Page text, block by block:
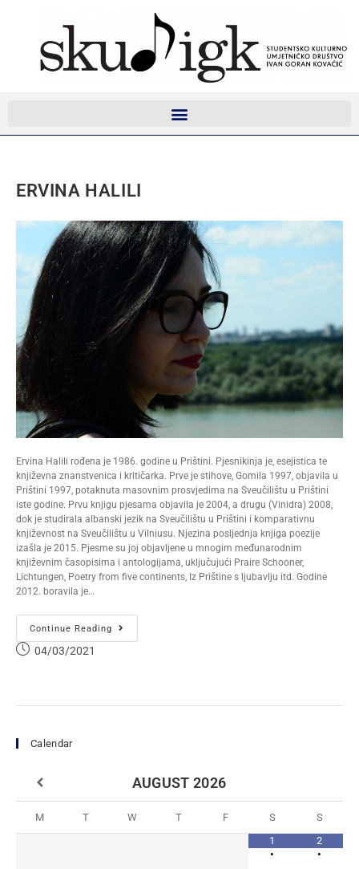
ERVINA HALILI
Ervina Halili rođena je 1986. godine u Prištini. Pjesnikinja je, esejistica te
književna znanstvenica i kritičarka. Prve je stihove, Gomila 1997, objavila u
Prištini 1997, potaknuta masovnim prosvjedima na Sveučilištu u Prištini
iste godine. Prvu knjigu pjesama objavila je 2004, a drugu (Vinidra) 2008,
dok je studirala albanski jezik na Sveučilištu u Prištini i komparativnu
književnost na Sveučilištu u Vilniusu. Njezina posljednja knjiga poezije
izašla je 2015. Pjesme su joj objavljene u mnogim međunarodnim
književnim časopisima i antologijama, uključujući Praire Schooner,
Lichtungen, Poetry from five continents, Iz Prištine s ljubavlju itd. Godine
2012. boravila je…
Continue Reading
04/03/2021
Calendar
AUGUST 2026
M T W T F S
S
1
•
2
•